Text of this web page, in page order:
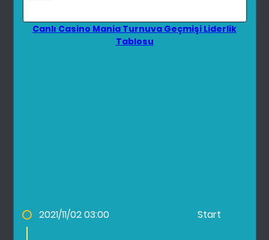
Canlı Casino Mania Turnuva Geçmişi Liderlik
Tablosu
2021/11/02 03:00 Start